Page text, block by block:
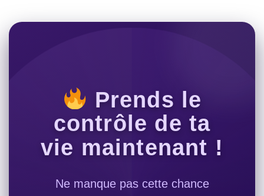
Prends le
contrôle de ta
vie maintenant !
Ne manque pas cette chance